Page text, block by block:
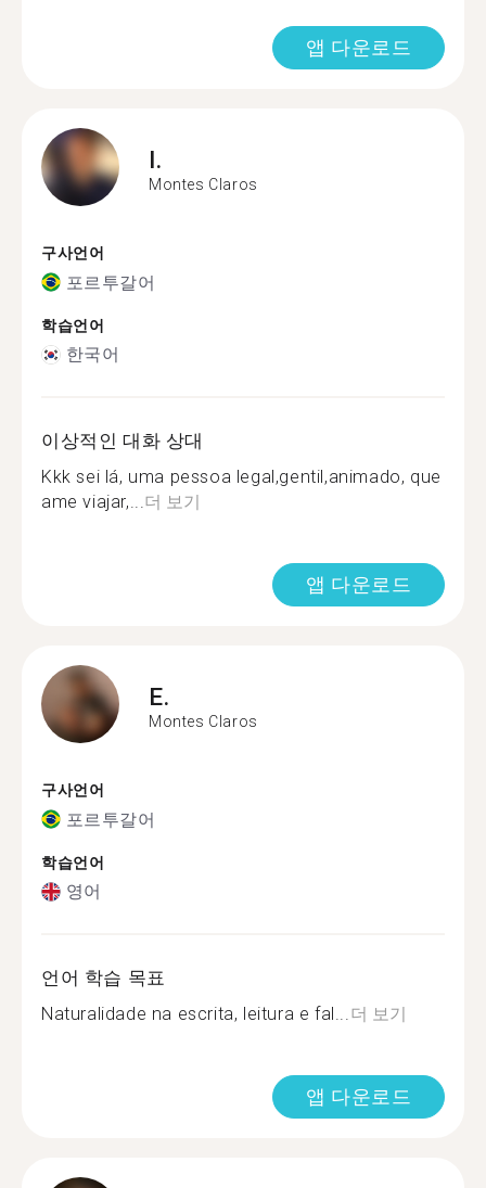
앱 다운로드
I.
Montes Claros
구사언어
포르투갈어
학습언어
한국어
이상적인 대화 상대
Kkk sei lá, uma pessoa legal,gentil,animado, que
ame viajar,...더 보기
앱 다운로드
E.
Montes Claros
구사언어
포르투갈어
학습언어
영어
언어 학습 목표
Naturalidade na escrita, leitura e fal...더 보기
앱 다운로드